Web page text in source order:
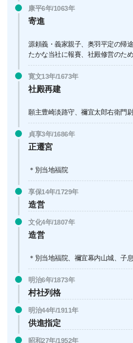
康平6年/1063年
寄進
源頼義・義家親子、奥羽平定の帰
たかな当社に報賽、社殿修営のた
寛文13年/1673年
社殿再建
願主豊崎淡路守、禰宜太郎右衛門
貞享3年/1686年
正遷宮
＊別当地福院
享保14年/1729年
造営
文化4年/1807年
造営
＊別当地福院、禰宜幕内山城、子
明治6年/1873年
村社列格
明治44年/1911年
供進指定
昭和27年/1952年